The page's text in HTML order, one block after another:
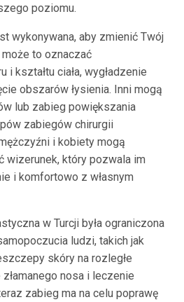
poziomu.
wykonywana, aby zmienić Twój
to oznaczać
i kształtu ciała, wygładzenie
obszarów łysienia. Inni mogą
lub zabieg powiększania
zabiegów chirurgii
i kobiety mogą
wizerunek, który pozwala im
i komfortowo z własnym
w Turcji była ograniczona
ludzi, takich jak
skóry na rozległe
nosa i leczenie
zabieg ma na celu poprawę